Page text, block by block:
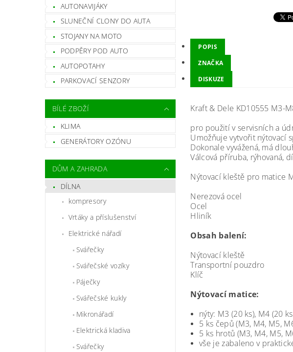
AUTONAVIJÁKY
SLUNEČNÍ CLONY DO AUTA
STOJANY NA MOTO
PODPĚRY POD AUTO
AUTOPOTAHY
PARKOVACÍ SENZORY
BÍLÉ ZBOŽÍ
KLIMA
GENERÁTORY OZÓNU
DŮM A ZAHRADA
DÍLNA
kompresory
Vrtáky a příslušenství
Elektrické nářadí
Svářečky
Svářečské vozíky
Páječky
Svářečské kukly
Mikronářadí
Elektrická kladiva
Svářečky
POPIS
ZNAČKA
DISKUZE
Kraft & Dele KD10555 M3-
pro použití v servisních a
Umožňuje vytvořit nýtovací
Dokonale vyvážená, má
Válcová příruba, rýhovaná,
Nýtovací kleště pro matice
Nerezová ocel
Ocel
Hliník
Obsah balení:
Nýtovací kleště
Transportní pouzdro
Klíč
Nýtovací matice:
nýty: M3 (20 ks), M4 (20
5 ks čepů (M3, M4, M5,
5 ks hrotů (M3, M4, M5,
vše je zabaleno v